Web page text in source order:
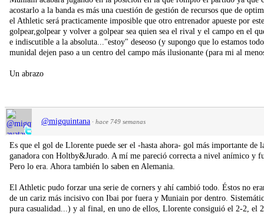
acostarlo a la banda es más una cuestión de gestión de recursos que de
el Athletic será practicamente imposible que otro entrenador apueste por
golpear,golpear y volver a golpear sea quien sea el rival y el campo en el
e indiscutible a la absoluta..."estoy" deseoso (y supongo que lo estamos
munidal dejen paso a un centro del campo más ilusionante (para mi al
Un abrazo
@migquintana · hace 749 semanas
Es que el gol de Llorente puede ser el -hasta ahora- gol más importante de
ganadora con Holtby&Jurado. A mí me pareció correcta a nivel anímico
Pero lo era. Ahora también lo saben en Alemania.
El Athletic pudo forzar una serie de corners y ahí cambió todo. Éstos no
de un cariz más incisivo con Ibai por fuera y Muniain por dentro.
pura casualidad...) y al final, en uno de ellos, Llorente consiguió el 2-2, el